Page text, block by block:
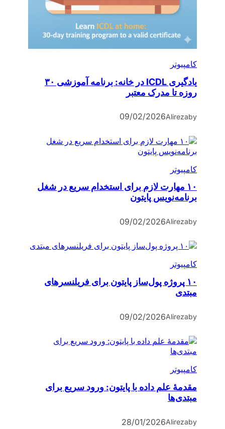
کامپیوتر
یادگیری ICDL در خانه: برنامه آموزشی ۳۰
روزه تا مدرک معتبر
by
Alireza
09/02/2026
کامپیوتر
۱۰ مهارت لازم برای استخدام سریع در شغل
برنامه‌نویس پایتون
by
Alireza
09/02/2026
کامپیوتر
۱۰ پروژه پول‌ساز پایتون برای فریلنسرهای
مبتدی
by
Alireza
09/02/2026
کامپیوتر
مقدمۀ علم داده با پایتون: ورود سریع برای
مبتدی‌ها
by
Alireza
28/01/2026